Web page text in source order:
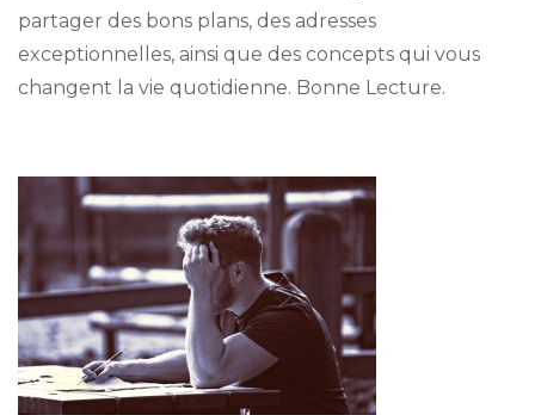
partager des bons plans, des adresses
exceptionnelles, ainsi que des concepts qui vous
changent la vie quotidienne. Bonne Lecture.